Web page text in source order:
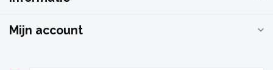
Mijn account